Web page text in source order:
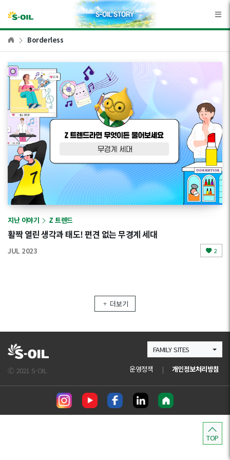
Borderless
지난 이야기 Z 트렌드
활짝 열린 생각과 태도! 편견 없는 무경계 세대
JUL 2023 2
더보기
FAMILY SITES
Ⓒ 2021 S-OIL 운영정책 | 개인정보처리방침
TOP